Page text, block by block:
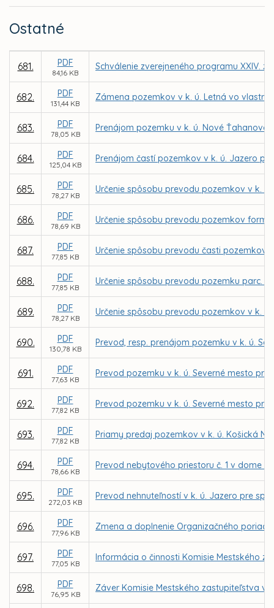
Ostatné
681. PDF
84,16 KB
Schválenie zverejneného programu XXIV.
682. PDF
131,44 KB
Zámena pozemkov v k. ú. Letná vo
683. PDF
78,05 KB
Prenájom pozemku v k. ú. Nové
684. PDF
125,04 KB
Prenájom častí pozemkov v k. ú. Jazero
685. PDF
78,27 KB
Určenie spôsobu prevodu pozemkov v k.
686. PDF
78,69 KB
Určenie spôsobu prevodu pozemkov
687. PDF
77,85 KB
Určenie spôsobu prevodu časti pozemkov
688. PDF
77,85 KB
Určenie spôsobu prevodu pozemku parc.
689. PDF
78,27 KB
Určenie spôsobu prevodu pozemkov v k.
690. PDF
130,78 KB
Prevod, resp. prenájom pozemku v k. ú.
691. PDF
77,63 KB
Prevod pozemku v k. ú. Severné mesto
692. PDF
77,82 KB
Prevod pozemku v k. ú. Severné mesto
693. PDF
77,82 KB
Priamy predaj pozemkov v k. ú. Košická
694. PDF
78,66 KB
Prevod nebytového priestoru č. 1 v dome
695. PDF
272,03 KB
Prevod nehnuteľností v k. ú. Jazero pre
696. PDF
77,96 KB
Zmena a doplnenie Organizačného
697. PDF
77,05 KB
Informácia o činnosti Komisie Mestského
698. PDF
76,95 KB
Záver Komisie Mestského zastupiteľstva v